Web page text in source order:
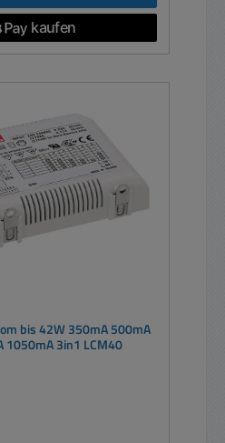
bis 42W 350mA 500mA
1050mA 3in1 LCM40